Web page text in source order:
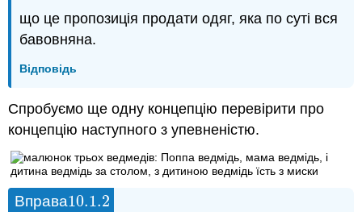
що це пропозиція продати одяг, яка по суті вся
бавовняна.
Відповідь
Спробуємо ще одну концепцію перевірити про
концепцію наступного з упевненістю.
Вправа10.1.2
10.1.2